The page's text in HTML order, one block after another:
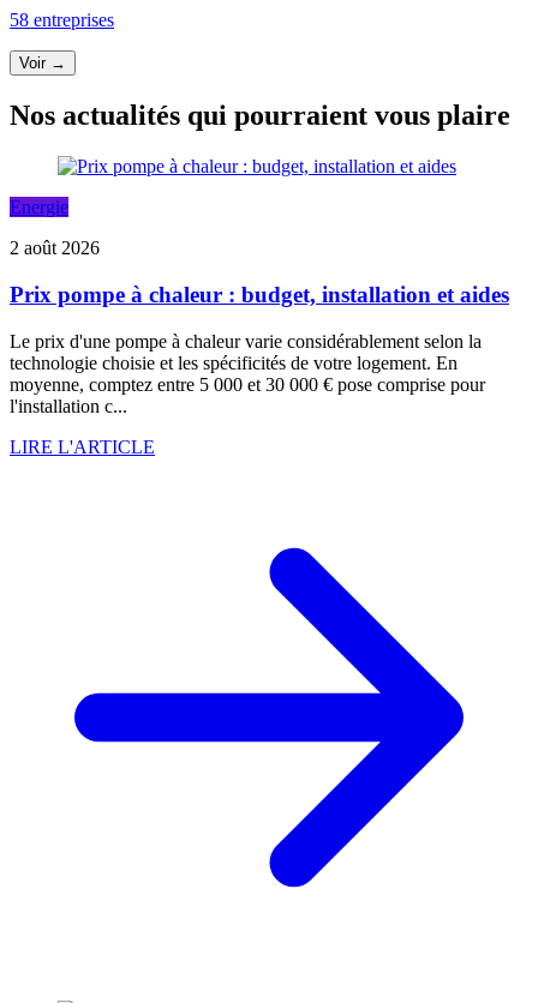
58 entreprises
Voir →
Nos actualités qui pourraient vous plaire
Energie
2 août 2026
Prix pompe à chaleur : budget, installation et aides
Le prix d'une pompe à chaleur varie considérablement selon la
technologie choisie et les spécificités de votre logement. En
moyenne, comptez entre 5 000 et 30 000 € pose comprise pour
l'installation c...
LIRE L'ARTICLE